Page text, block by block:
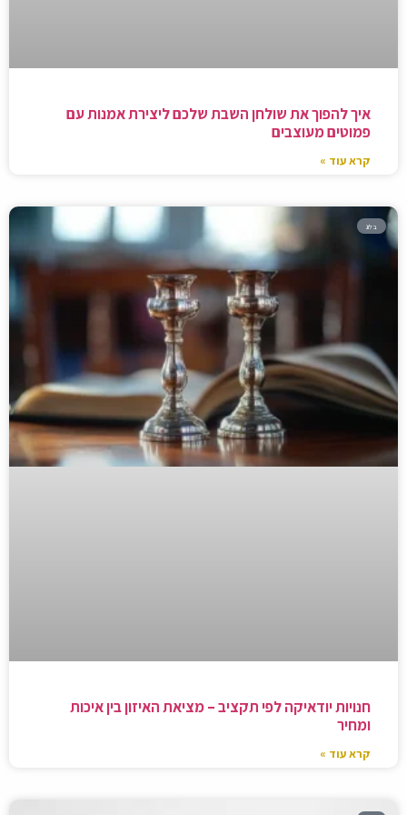
איך להפוך את שולחן השבת שלכם ליצירת אמנות עם
פמוטים מעוצבים
קרא עוד »
בלוג
חנויות יודאיקה לפי תקציב – מציאת האיזון בין איכות
ומחיר
קרא עוד »